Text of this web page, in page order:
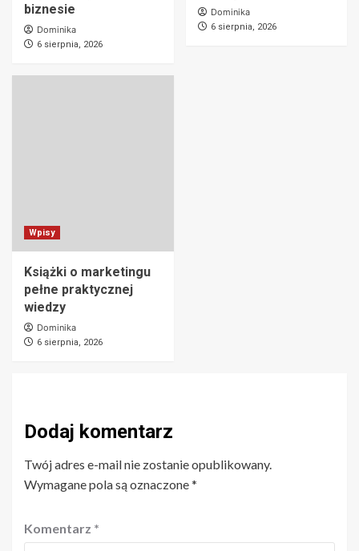
biznesie
Dominika
6 sierpnia, 2026
Dominika
6 sierpnia, 2026
Wpisy
Książki o marketingu
pełne praktycznej
wiedzy
Dominika
6 sierpnia, 2026
Dodaj komentarz
Twój adres e-mail nie zostanie opublikowany.
Wymagane pola są oznaczone*
Komentarz *